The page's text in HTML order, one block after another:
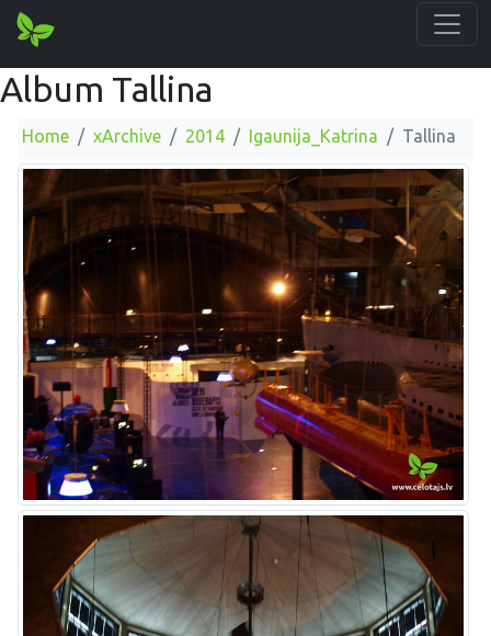
Album Tallina
Home xArchive 2014 Igaunija_Katrina Tallina